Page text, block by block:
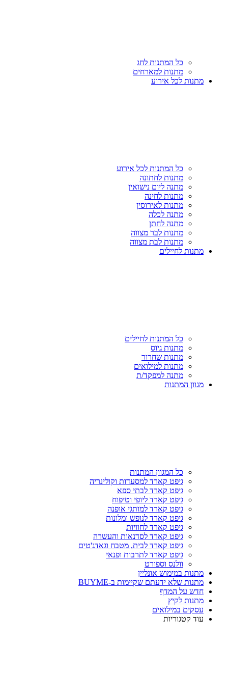
כל המתנות לחג
מתנות למארחים
מתנות לכל אירוע
כל המתנות לכל אירוע
מתנות לחתונה
מתנה ליום נישואין
מתנות לחינה
מתנות לאירוסין
מתנה לכלה
מתנה לחתן
מתנות לבר מצווה
מתנות לבת מצווה
מתנות לחיילים
כל המתנות לחיילים
מתנות גיוס
מתנות שחרור
מתנות למילואים
מתנה למפקד/ת
מגוון המתנות
כל המגוון המתנות
גיפט קארד למסעדות וקולינריה
גיפט קארד לבתי ספא
גיפט קארד ליופי וטיפוח
גיפט קארד למותגי אופנה
גיפט קארד לנופש ומלונות
גיפט קארד לחוויות
גיפט קארד לסדנאות והעשרה
גיפט קארד לבית, מטבח וגאדג'טים
גיפט קארד לתרבות ופנאי
וולנס וספורט
מתנות במימוש אונליין
מתנות שלא ידעתם שקיימות ב-BUYME
חדש על המדף
מתנות לקיץ
עסקים במילואים
עוד קטגוריות